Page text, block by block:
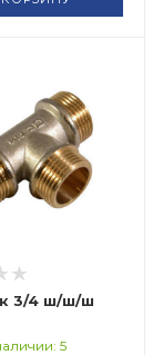
3/4 ш/ш/ш
5